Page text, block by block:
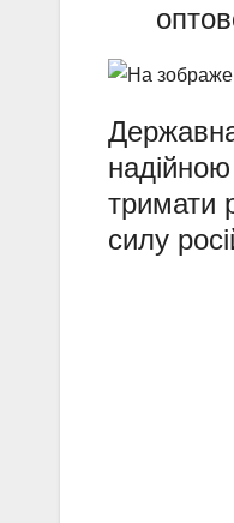
тримати
силу